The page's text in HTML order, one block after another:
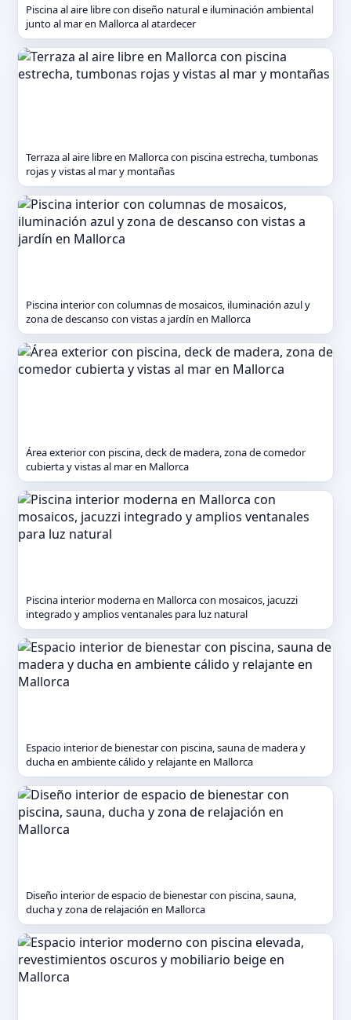
Piscina al aire libre con diseño natural e iluminación ambiental
junto al mar en Mallorca al atardecer
Terraza al aire libre en Mallorca con piscina estrecha, tumbonas
rojas y vistas al mar y montañas
Piscina interior con columnas de mosaicos, iluminación azul y
zona de descanso con vistas a jardín en Mallorca
Área exterior con piscina, deck de madera, zona de comedor
cubierta y vistas al mar en Mallorca
Piscina interior moderna en Mallorca con mosaicos, jacuzzi
integrado y amplios ventanales para luz natural
Espacio interior de bienestar con piscina, sauna de madera y
ducha en ambiente cálido y relajante en Mallorca
Diseño interior de espacio de bienestar con piscina, sauna,
ducha y zona de relajación en Mallorca